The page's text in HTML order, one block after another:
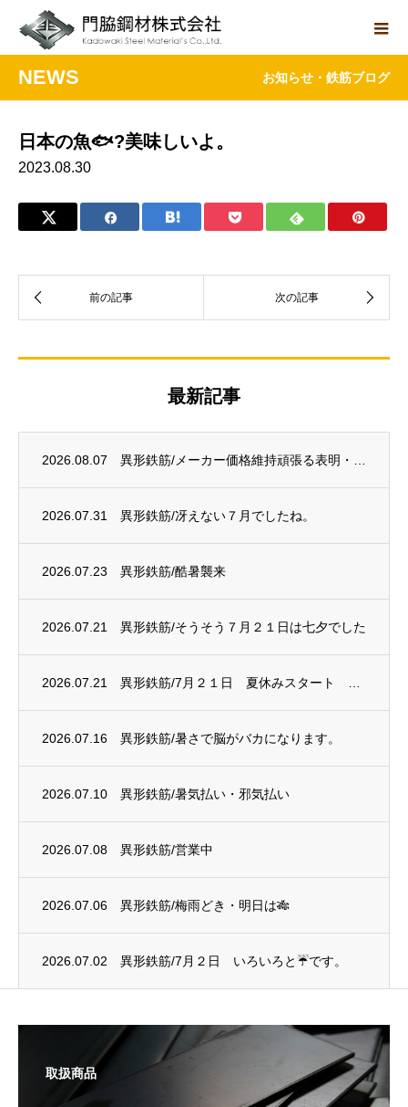
NEWS お知らせ・鉄筋ブログ
日本の魚🐟?美味しいよ。
2023.08.30
最新記事
2026.08.07
2026.07.31 異形鉄筋/冴えない７月でしたね。
2026.07.23 異形鉄筋/酷暑襲来
2026.07.21 異形鉄筋/そうそう７月２１日は七夕でした
2026.07.21
2026.07.16 異形鉄筋/暑さで脳がバカになります。
2026.07.10 異形鉄筋/暑気払い・邪気払い
2026.07.08 異形鉄筋/営業中
2026.07.06 異形鉄筋/梅雨どき・明日は🎋
2026.07.02 異形鉄筋/7月２日 いろいろと☔です。
取扱商品